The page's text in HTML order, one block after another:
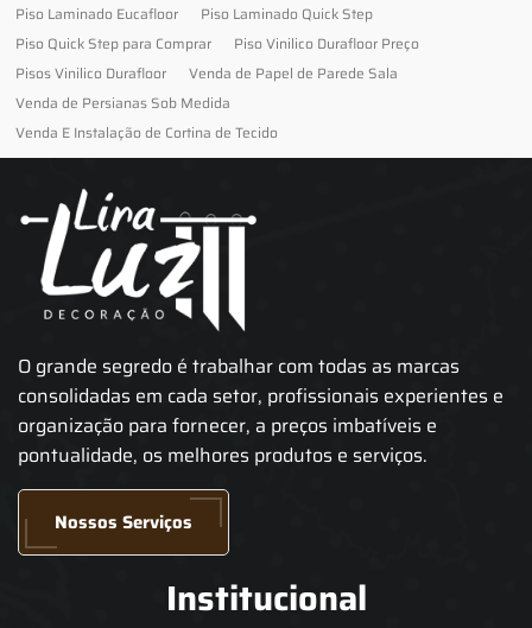
Piso Laminado Eucafloor
Piso Laminado Quick Step
Piso Quick Step para Comprar
Piso Vinilico Durafloor Preço
Pisos Vinilico Durafloor
Venda de Papel de Parede Sala
Venda de Persianas Sob Medida
Venda E Instalação de Cortina de Tecido
O grande segredo é trabalhar com todas as marcas
consolidadas em cada setor, profissionais experientes e
organização para fornecer, a preços imbatíveis e
pontualidade, os melhores produtos e serviços.
Nossos Serviços
Institucional